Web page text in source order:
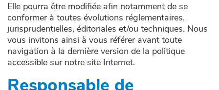
Elle pourra être modifiée afin notamment de se
conformer à toutes évolutions réglementaires,
jurisprudentielles, éditoriales et/ou techniques. Nous
vous invitons ainsi à vous référer avant toute
navigation à la dernière version de la politique
accessible sur notre site Internet.
Responsable de